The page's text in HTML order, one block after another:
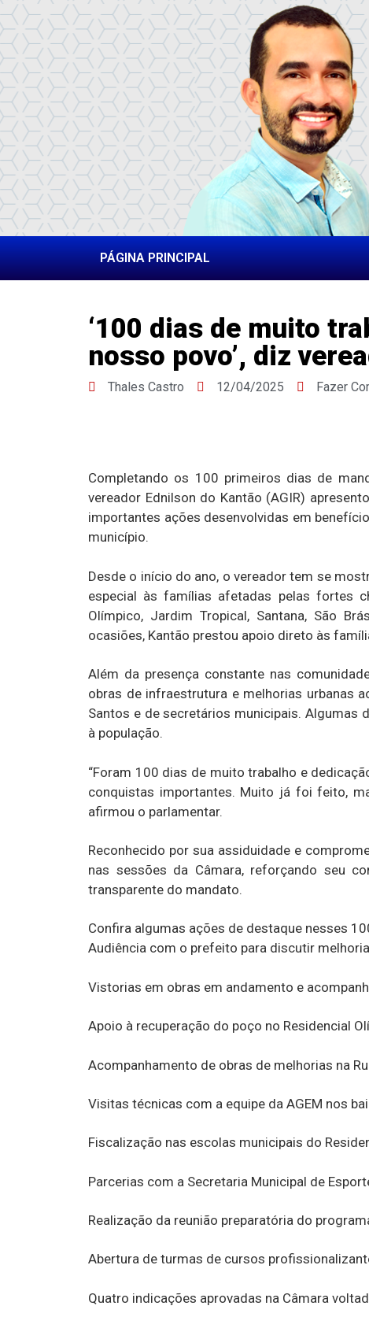
PÁGINA PRINCIPAL
‘100 dias de muito
nosso povo’, diz
Thales Castro 12/04/2025 Fazer
Completando os 100 primeiros dias de
vereador Ednilson do Kantão (AGIR)
importantes ações desenvolvidas em
município.
Desde o início do ano, o vereador tem se
especial às famílias afetadas pelas fortes
Olímpico, Jardim Tropical, Santana, São
ocasiões, Kantão prestou apoio direto às
Além da presença constante nas
obras de infraestrutura e melhorias urbanas
Santos e de secretários municipais. Algumas
à população.
“Foram 100 dias de muito trabalho e
conquistas importantes. Muito já foi feito,
afirmou o parlamentar.
Reconhecido por sua assiduidade e
nas sessões da Câmara, reforçando seu
transparente do mandato.
Confira algumas ações de destaque nesses
Audiência com o prefeito para discutir
Vistorias em obras em andamento e
Apoio à recuperação do poço no Residencial
Acompanhamento de obras de melhorias na
Visitas técnicas com a equipe da AGEM nos
Fiscalização nas escolas municipais do
Parcerias com a Secretaria Municipal de
Realização da reunião preparatória do
Abertura de turmas de cursos
Quatro indicações aprovadas na Câmara